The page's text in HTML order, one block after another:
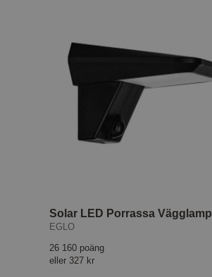
EGLO
26 160 poäng
eller 327 kr